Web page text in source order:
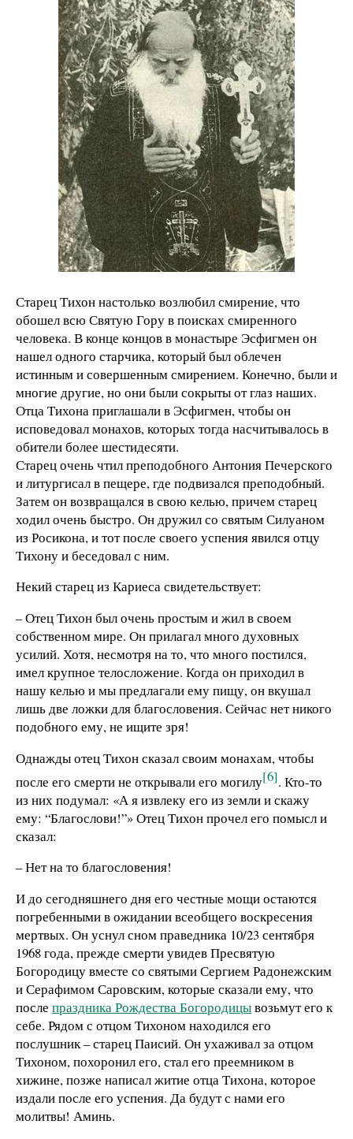
Старец Тихон настолько возлюбил смирение, что
обошел всю Святую Гору в поисках смиренного
человека. В конце концов в монастыре Эсфигмен он
нашел одного старчика, который был облечен
истинным и совершенным смирением. Конечно, были и
многие другие, но они были сокрыты от глаз наших.
Отца Тихона приглашали в Эсфигмен, чтобы он
исповедовал монахов, которых тогда насчитывалось в
обители более шестидесяти.
Старец очень чтил преподобного Антония Печерского
и литургисал в пещере, где подвизался преподобный.
Затем он возвращался в свою келью, причем старец
ходил очень быстро. Он дружил со святым Силуаном
из Росикона, и тот после своего успения явился отцу
Тихону и беседовал с ним.
Некий старец из Кариеса свидетельствует:
– Отец Тихон был очень простым и жил в своем
собственном мире. Он прилагал много духовных
усилий. Хотя, несмотря на то, что много постился,
имел крупное телосложение. Когда он приходил в
нашу келью и мы предлагали ему пищу, он вкушал
лишь две ложки для благословения. Сейчас нет никого
подобного ему, не ищите зря!
Однажды отец Тихон сказал своим монахам, чтобы
после его смерти не открывали его могилу[6]. Кто-то
из них подумал: «А я извлеку его из земли и скажу
ему: “Благослови!”» Отец Тихон прочел его помысл и
сказал:
– Нет на то благословения!
И до сегодняшнего дня его честные мощи остаются
погребенными в ожидании всеобщего воскресения
мертвых. Он уснул сном праведника 10/23 сентября
1968 года, прежде смерти увидев Пресвятую
Богородицу вместе со святыми Сергием Радонежским
и Серафимом Саровским, которые сказали ему, что
после праздника Рождества Богородицывозьмут его к
себе. Рядом с отцом Тихоном находился его
послушник – старец Паисий. Он ухаживал за отцом
Тихоном, похоронил его, стал его преемником в
хижине, позже написал житие отца Тихона, которое
издали после его успения. Да будут с нами его
молитвы! Аминь.